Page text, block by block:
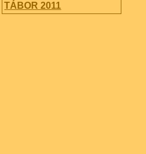
TÁBOR 2011